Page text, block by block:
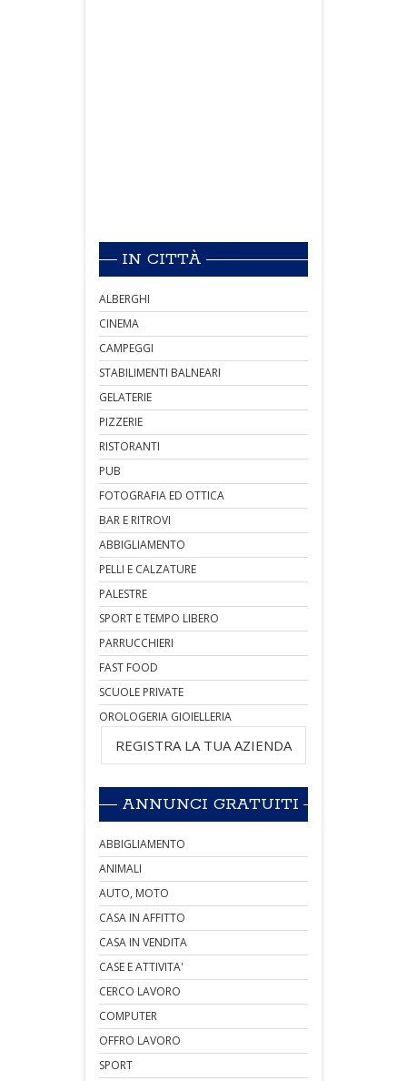
IN CITTÀ
ALBERGHI
CINEMA
CAMPEGGI
STABILIMENTI BALNEARI
GELATERIE
PIZZERIE
RISTORANTI
PUB
FOTOGRAFIA ED OTTICA
BAR E RITROVI
ABBIGLIAMENTO
PELLI E CALZATURE
PALESTRE
SPORT E TEMPO LIBERO
PARRUCCHIERI
FAST FOOD
SCUOLE PRIVATE
OROLOGERIA GIOIELLERIA
REGISTRA LA TUA AZIENDA
ANNUNCI GRATUITI
ABBIGLIAMENTO
ANIMALI
AUTO, MOTO
CASA IN AFFITTO
CASA IN VENDITA
CASE E ATTIVITA'
CERCO LAVORO
COMPUTER
OFFRO LAVORO
SPORT